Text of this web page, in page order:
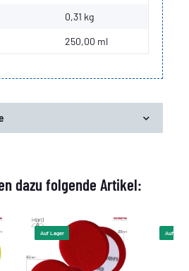
0,31 kg
250,00 ml
dazu folgende Artikel:
Auf Lager Auf Lager